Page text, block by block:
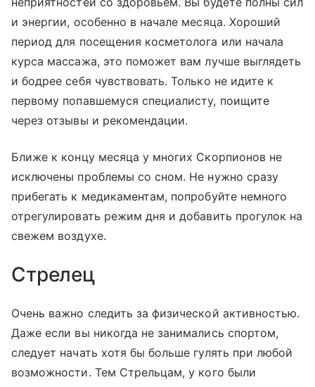
и энергии, особенно в начале месяца. Хороший
период для посещения косметолога или начала
курса массажа, это поможет вам лучше выглядеть
и бодрее себя чувствовать. Только не идите к
первому попавшемуся специалисту, поищите
через отзывы и рекомендации.
Ближе к концу месяца у многих Скорпионов не
исключены проблемы со сном. Не нужно сразу
прибегать к медикаментам, попробуйте немного
отрегулировать режим дня и добавить прогулок на
свежем воздухе.
Стрелец
Очень важно следить за физической активностью.
Даже если вы никогда не занимались спортом,
следует начать хотя бы больше гулять при любой
возможности. Тем Стрельцам, у кого были